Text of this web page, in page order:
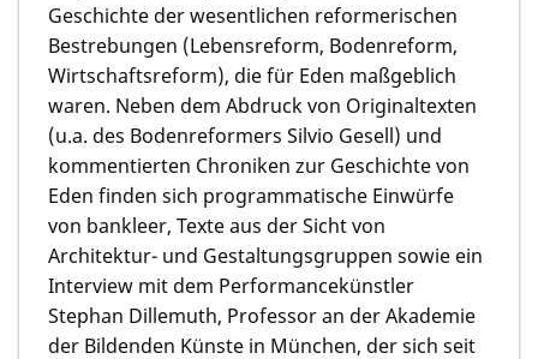
Geschichte der wesentlichen reformerischen
Bestrebungen (Lebensreform, Bodenreform,
Wirtschaftsreform), die für Eden maßgeblich
waren. Neben dem Abdruck von Originaltexten
(u.a. des Bodenreformers Silvio Gesell) und
kommentierten Chroniken zur Geschichte von
Eden finden sich programmatische Einwürfe
von bankleer, Texte aus der Sicht von
Architektur- und Gestaltungsgruppen sowie ein
Interview mit dem Performancekünstler
Stephan Dillemuth, Professor an der Akademie
der Bildenden Künste in München, der sich seit